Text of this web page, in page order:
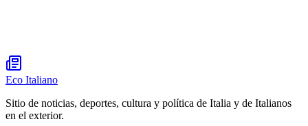
Eco Italiano
Sitio de noticias, deportes, cultura y política de Italia y de Italianos
en el exterior.